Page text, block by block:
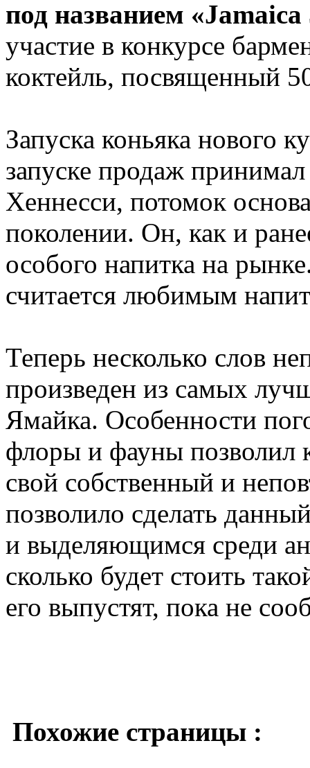
под названием
участие в конкурсе
коктейль, посвященный
Запуска коньяка нового
запуске продаж
Хеннесси, потомок
поколении. Он, как и
особого напитка на
считается любимым
Теперь несколько слов
произведен из самых
Ямайка. Особенности
флоры и фауны позволил
свой собственный и
позволило сделать
и выделяющимся среди
сколько будет стоить
его выпустят, пока не
Похожие страницы :